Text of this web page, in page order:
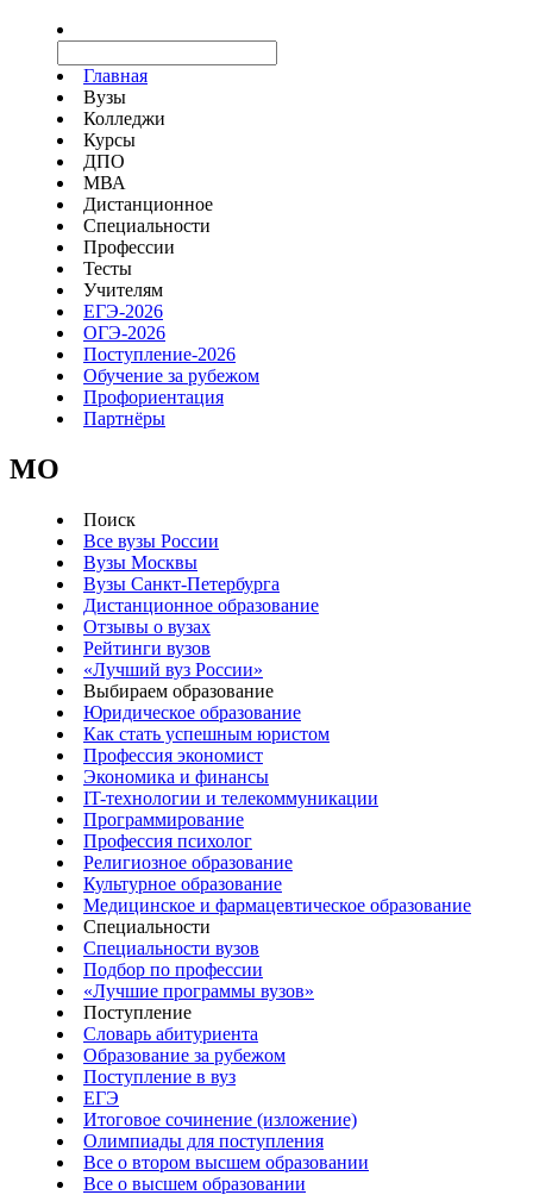
Главная
Вузы
Колледжи
Курсы
ДПО
МВА
Дистанционное
Специальности
Профессии
Тесты
Учителям
ЕГЭ-2026
ОГЭ-2026
Поступление-2026
Обучение за рубежом
Профориентация
Партнёры
MO
Поиск
Все вузы России
Вузы Москвы
Вузы Санкт-Петербурга
Дистанционное образование
Отзывы о вузах
Рейтинги вузов
«Лучший вуз России»
Выбираем образование
Юридическое образование
Как стать успешным юристом
Профессия экономист
Экономика и финансы
IT-технологии и телекоммуникации
Программирование
Профессия психолог
Религиозное образование
Культурное образование
Медицинское и фармацевтическое образование
Специальности
Специальности вузов
Подбор по профессии
«Лучшие программы вузов»
Поступление
Словарь абитуриента
Образование за рубежом
Поступление в вуз
ЕГЭ
Итоговое сочинение (изложение)
Олимпиады для поступления
Все о втором высшем образовании
Все о высшем образовании